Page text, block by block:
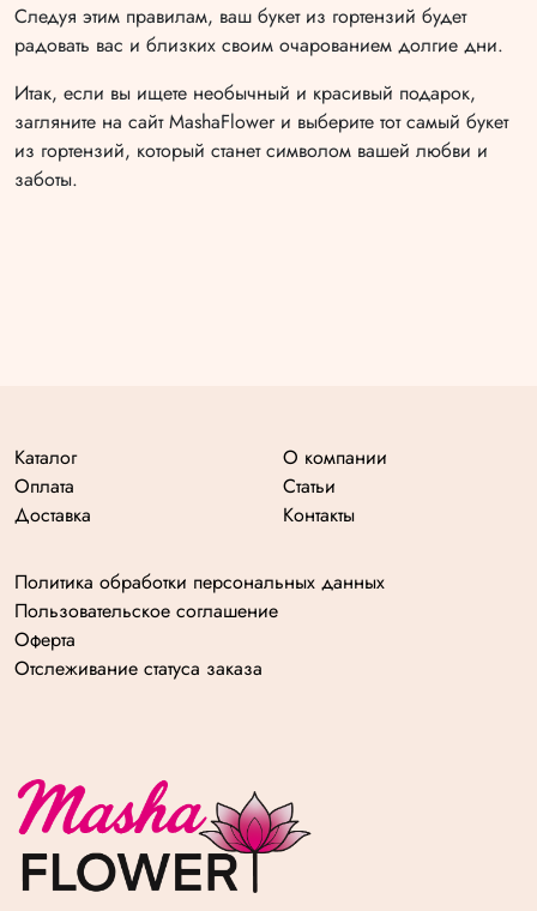
Следуя этим правилам, ваш букет из гортензий будет
радовать вас и близких своим очарованием долгие дни.
Итак, если вы ищете необычный и красивый подарок,
загляните на сайт MashaFlower и выберите тот самый букет
из гортензий, который станет символом вашей любви и
заботы.
Каталог
Оплата
Доставка
О компании
Статьи
Контакты
Политика обработки персональных данных
Пользовательское соглашение
Оферта
Отслеживание статуса заказа